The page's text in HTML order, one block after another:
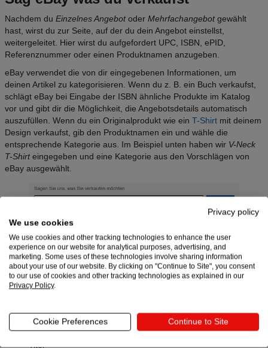
Nachdem du Einzelnes Angebotoder Mehrfachangebotgewählt
hast, wirst du zur Seite, auf der du dein Angebot einstellst,
weitergeleitet. Hier wirst du aufgefordert UPC, ISBN, ePID,
Referenznummer oder einen Produktnamen anzugeben.
eBay verwendet die von dir eingegebenen Informationen, um
deinen Artikel zu kategorisieren. Wenn du z. B. ein Buch verkaufst,
schlägt eBay bei Eingabe der ISBN ähnliche Produkte im Katalog
vor und gibt dir die Möglichkeit, die Angebotsdetails automatisch
auszufüllen. Wenn du ein Originalprodukt wie ein T-Shirt mit deinem
Design verkaufst, gib den Produktnamen ein und wähle die
entsprechende Kategorie aus. Im Beispiel unten haben wir V-Neck
T-Shirteingegeben und eine Kategorie aus den Vorschlägen von
eBay ausgewählt.
Grundlegende Produktdaten
Der nächste Schritt ist die Eingabe deiner Angebotsdetails. Auf
dieser Seite wirst du aufgefordert, die folgenden Felder auszufüllen:
Titel
Privacy policy
We use cookies
We use cookies and other tracking technologies to enhance the user
experience on our website for analytical purposes, advertising, and
marketing. Some uses of these technologies involve sharing information
about your use of our website. By clicking on "Continue to Site", you consent
to our use of cookies and other tracking technologies as explained in our
Privacy Policy.
Cookie Preferences Continue to Site